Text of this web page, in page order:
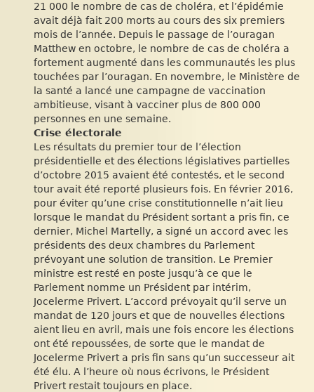
21 000 le nombre de cas de choléra, et l’épidémie
avait déjà fait 200 morts au cours des six premiers
mois de l’année. Depuis le passage de l’ouragan
Matthew en octobre, le nombre de cas de choléra a
fortement augmenté dans les communautés les plus
touchées par l’ouragan. En novembre, le Ministère de
la santé a lancé une campagne de vaccination
ambitieuse, visant à vacciner plus de 800 000
personnes en une semaine.
Crise électorale
Les résultats du premier tour de l’élection
présidentielle et des élections législatives partielles
d’octobre 2015 avaient été contestés, et le second
tour avait été reporté plusieurs fois. En février 2016,
pour éviter qu’une crise constitutionnelle n’ait lieu
lorsque le mandat du Président sortant a pris fin, ce
dernier, Michel Martelly, a signé un accord avec les
présidents des deux chambres du Parlement
prévoyant une solution de transition. Le Premier
ministre est resté en poste jusqu’à ce que le
Parlement nomme un Président par intérim,
Jocelerme Privert. L’accord prévoyait qu’il serve un
mandat de 120 jours et que de nouvelles élections
aient lieu en avril, mais une fois encore les élections
ont été repoussées, de sorte que le mandat de
Jocelerme Privert a pris fin sans qu’un successeur ait
été élu. A l’heure où nous écrivons, le Président
Privert restait toujours en place.